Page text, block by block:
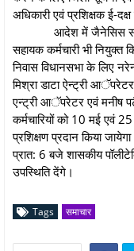
अधिकारी एवं प्रशिक्षक ई-
आदेश में जैनेसिस
सहायक कर्मचारी भी नियुक्त
निवास विधानसभा के लिए
मिश्रा डाटा ऐन्ट्री
एन्ट्री आॅपरेटर एवं मनीष
कर्मचारियों को 10 मई एवं
प्रशिक्षण प्रदान किया
प्रात: 6 बजे शासकीय
उपस्थिति देंगे।
Tags समाचार